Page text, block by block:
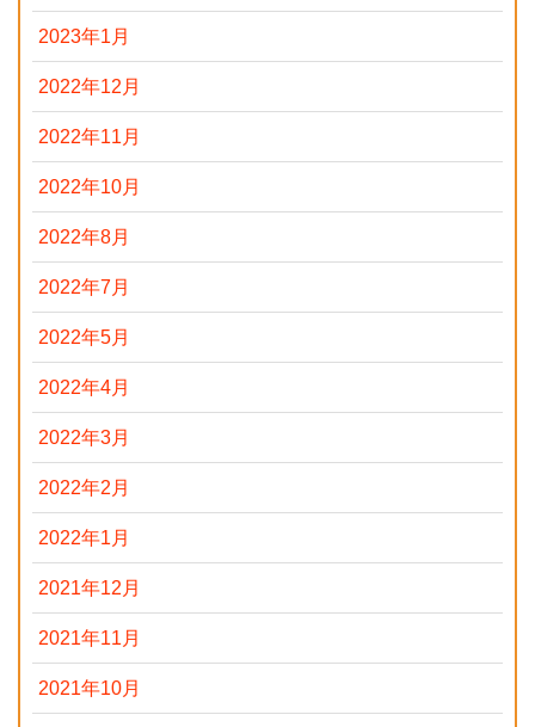
2023年1月
2022年12月
2022年11月
2022年10月
2022年8月
2022年7月
2022年5月
2022年4月
2022年3月
2022年2月
2022年1月
2021年12月
2021年11月
2021年10月